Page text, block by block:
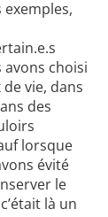
choisi
vie, dans
des
lorsque
évité
le
là un